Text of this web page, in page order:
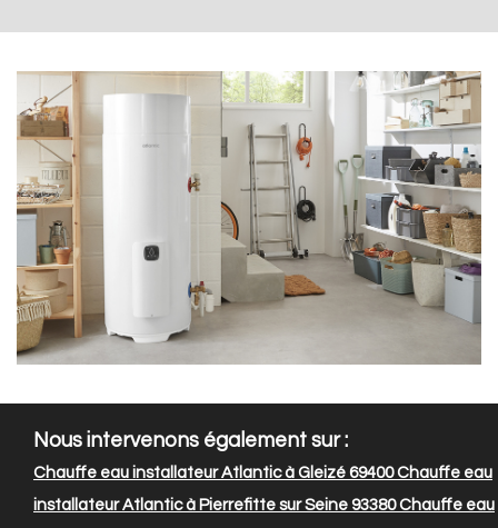
Nous intervenons également sur :
Chauffe eau installateur Atlantic à Gleizé 69400Chauffe eau
installateur Atlantic à Pierrefitte sur Seine 93380Chauffe eau